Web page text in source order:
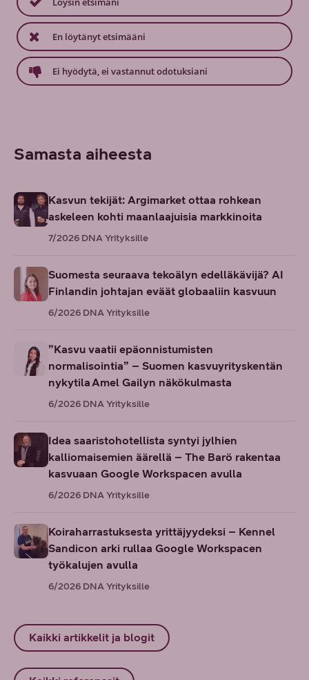
En löytänyt etsimääni
Ei hyödytä, ei vastannut odotuksiani
Samasta aiheesta
Kasvun tekijät: Argimarket ottaa rohkean
askeleen kohti maanlaajuisia markkinoita
7/2026 DNA Yrityksille
Suomesta seuraava tekoälyn edelläkävijä? AI
Finlandin johtajan eväät globaaliin kasvuun
6/2026 DNA Yrityksille
”Kasvu vaatii epäonnistumisten
normalisointia” – Suomen kasvuyrityskentän
nykytila Amel Gailyn näkökulmasta
6/2026 DNA Yrityksille
Idea saaristohotellista syntyi jylhien
kalliomaisemien äärellä – The Barö rakentaa
kasvuaan Google Workspacen avulla
6/2026 DNA Yrityksille
Koiraharrastuksesta yrittäjyydeksi – Kennel
Sandicon arki rullaa Google Workspacen
työkalujen avulla
6/2026 DNA Yrityksille
Kaikki artikkelit ja blogit